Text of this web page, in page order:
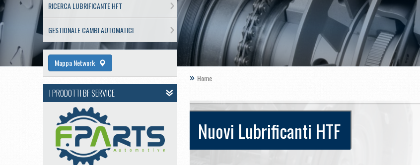
RICERCA LUBRIFICANTE HFT
GESTIONALE CAMBI AUTOMATICI
Mappa Network
I PRODOTTI BF SERVICE
Home
Nuovi Lubrificanti HTF